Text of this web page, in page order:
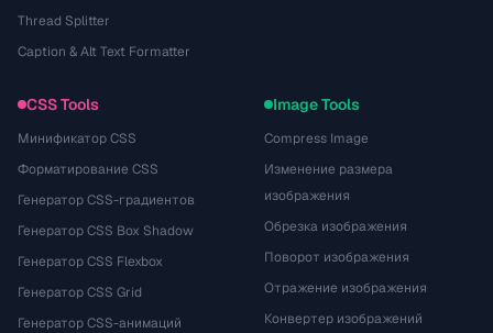
Thread Splitter
Caption & Alt Text Formatter
CSS Tools
Минификатор CSS
Форматирование CSS
Генератор CSS-градиентов
Генератор CSS Box Shadow
Генератор CSS Flexbox
Генератор CSS Grid
Генератор CSS-анимаций
Image Tools
Compress Image
Изменение размера
изображения
Обрезка изображения
Поворот изображения
Отражение изображения
Конвертер изображений